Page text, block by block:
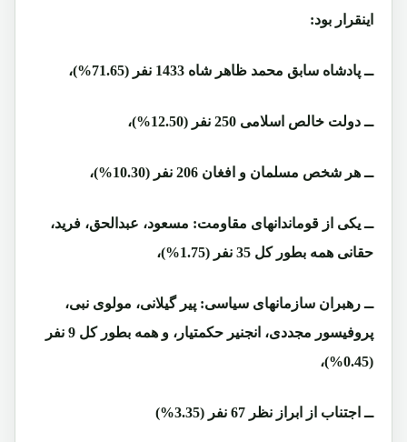
اینقرار بود:
ــ پادشاه سابق محمد ظاهر شاه 1433 نفر (71.65%)،
ــ دولت خالص اسلامی 250 نفر (12.50%)،
ــ هر شخص مسلمان و افغان 206 نفر (10.30%)،
ــ یکی از قوماندانهای مقاومت: مسعود، عبدالحق، فرید،
حقانی همه بطور کل 35 نفر (1.75%)،
ــ رهبران سازمانهای سیاسی: پیر گیلانی، مولوی نبی،
پروفیسور مجددی، انجنیر حکمتیار، و همه بطور کل 9 نفر
(0.45%)،
ــ اجتناب از ابراز نظر 67 نفر (3.35%)